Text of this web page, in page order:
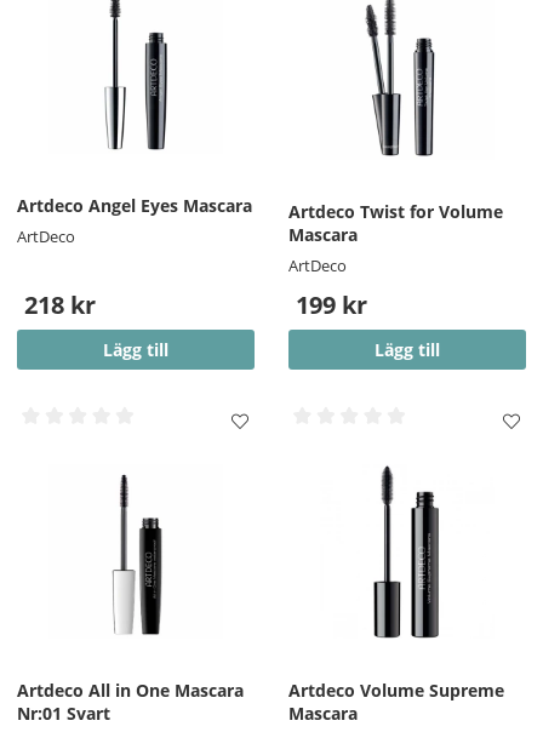
Artdeco Angel Eyes Mascara
ArtDeco
218 kr
Lägg till
Artdeco Twist for Volume
Mascara
ArtDeco
199 kr
Lägg till
Artdeco All in One Mascara
Nr:01 Svart
Artdeco Volume Supreme
Mascara